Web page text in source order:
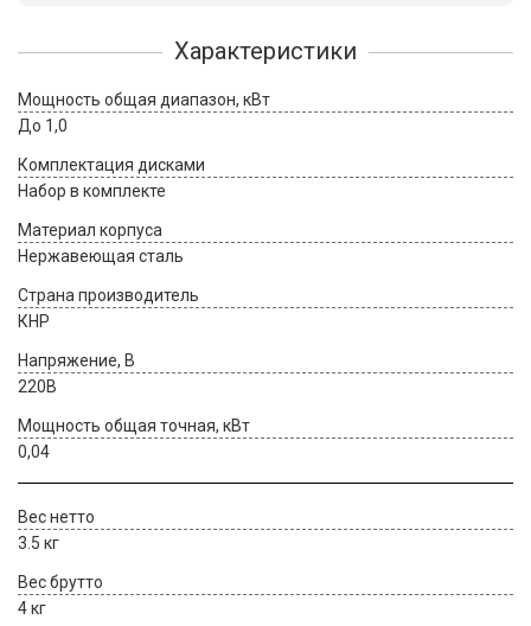
Характеристики
Мощность общая диапазон, кВт
До 1,0
Комплектация дисками
Набор в комплекте
Материал корпуса
Нержавеющая сталь
Страна производитель
КНР
Напряжение, В
220В
Мощность общая точная, кВт
0,04
Вес нетто
3.5 кг
Вес брутто
4 кг